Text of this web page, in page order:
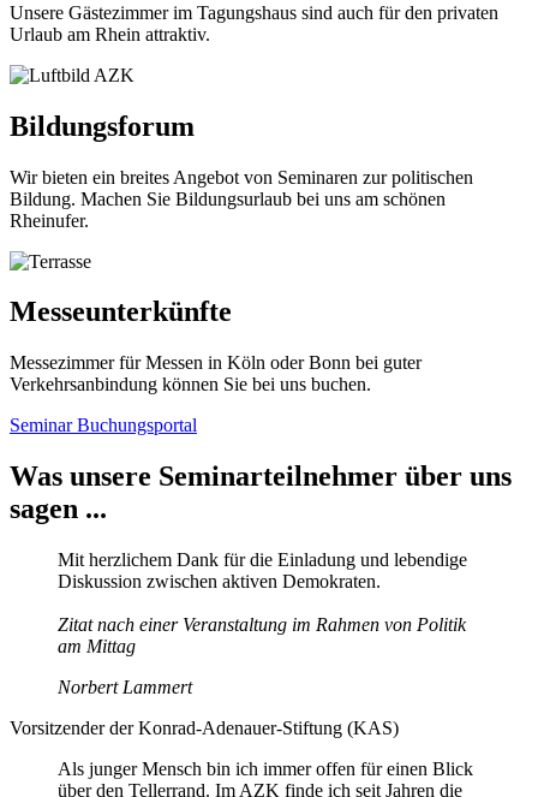
Unsere Gästezimmer im Tagungshaus sind auch für den privaten
Urlaub am Rhein attraktiv.
Bildungsforum
Wir bieten ein breites Angebot von Seminaren zur politischen
Bildung. Machen Sie Bildungsurlaub bei uns am schönen
Rheinufer.
Messeunterkünfte
Messezimmer für Messen in Köln oder Bonn bei guter
Verkehrsanbindung können Sie bei uns buchen.
Seminar Buchungsportal
Was unsere Seminarteilnehmer über uns
sagen ...
Mit herzlichem Dank für die Einladung und lebendige
Diskussion zwischen aktiven Demokraten.
Zitat nach einer Veranstaltung im Rahmen von Politik
am Mittag
Norbert Lammert
Vorsitzender der Konrad-Adenauer-Stiftung (KAS)
Als junger Mensch bin ich immer offen für einen Blick
über den Tellerrand. Im AZK finde ich seit Jahren die